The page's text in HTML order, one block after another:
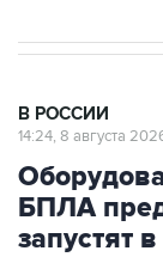
В РОССИИ
14:24, 8 августа
БПЛА
запустят